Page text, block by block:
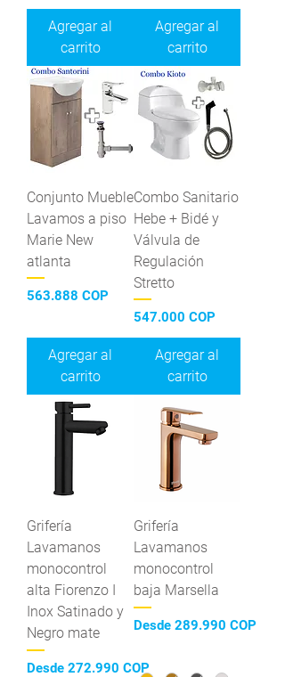
Agregar al
carrito
Agregar al
carrito
Conjunto Mueble
Lavamos a piso
Marie New
atlanta
Precio
563.888 COP
Agregar al
carrito
Combo Sanitario
Hebe + Bidé y
Válvula de
Regulación
Stretto
Precio
547.000 COP
Agregar al
carrito
Grifería
Lavamanos
monocontrol
alta Fiorenzo I
Inox Satinado y
Negro mate
Desde 272.990 COP
Precio de oferta
Grifería
Lavamanos
monocontrol
baja Marsella
Desde 289.990 COP
Precio de oferta